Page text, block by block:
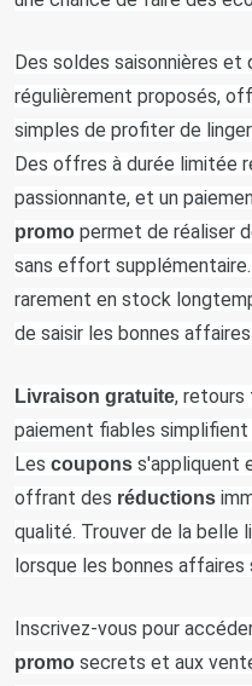
Des soldes saisonnières et
régulièrement proposés,
simples de profiter de
Des offres à durée limitée
passionnante, et un
promo permet de réaliser
sans effort
rarement en stock
de saisir les bonnes
Livraison gratuite, retours
paiement fiables
Les coupons s'appliquent
offrant des réductions
qualité. Trouver de la belle
lorsque les bonnes
Inscrivez-vous pour
promo secrets et aux